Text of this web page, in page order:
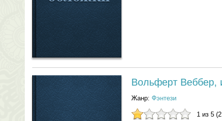
Вольферт Веббер,
Жанр: Фэнтези
1 из 5